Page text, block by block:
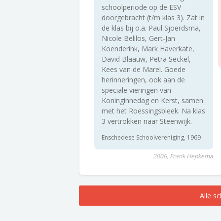
schoolperiode op de ESV
doorgebracht (t/m klas 3). Zat in
de klas bij o.a. Paul Sjoerdsma,
Nicole Belilos, Gert-Jan
Koenderink, Mark Haverkate,
David Blaauw, Petra Seckel,
Kees van de Marel. Goede
herinneringen, ook aan de
speciale vieringen van
Koninginnedag en Kerst, samen
met het Roessingsbleek. Na klas
3 vertrokken naar Steenwijk.
Enschedese Schoolvereniging, 1969
2006, Frank Hepkema
Alle